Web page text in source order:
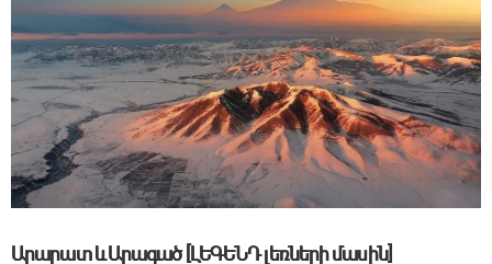
Արարատ և Արագած [ԼԵԳԵՆԴ լեռների մասին]